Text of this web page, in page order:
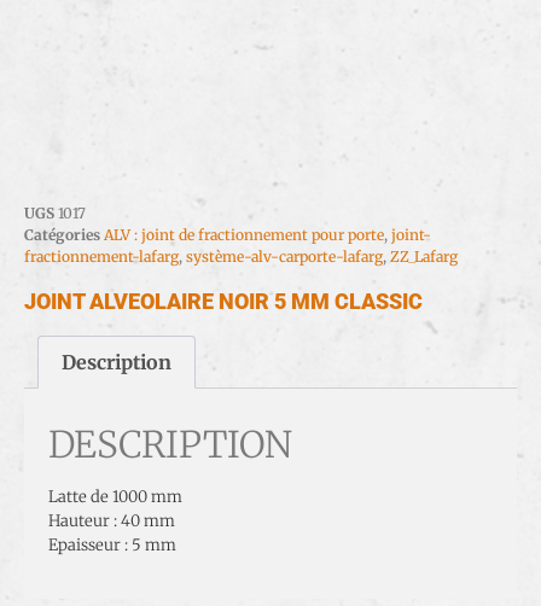
UGS 1017
Catégories ALV : joint de fractionnement pour porte, joint-
fractionnement-lafarg, système-alv-carporte-lafarg, ZZ_Lafarg
JOINT ALVEOLAIRE NOIR 5 MM CLASSIC
Description
DESCRIPTION
Latte de 1000 mm
Hauteur : 40 mm
Epaisseur : 5 mm